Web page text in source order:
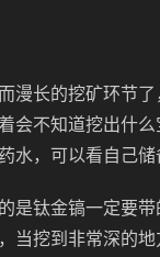
漫长的挖矿环节
会不知道挖出什
水，可以看自己
是钛金镐一定要
当挖到非常深的